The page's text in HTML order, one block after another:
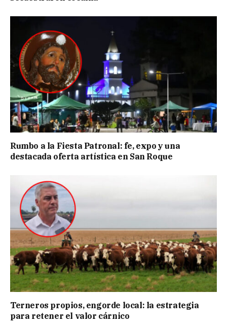
Rumbo a la Fiesta Patronal: fe, expo y una
destacada oferta artística en San Roque
Terneros propios, engorde local: la estrategia
para retener el valor cárnico